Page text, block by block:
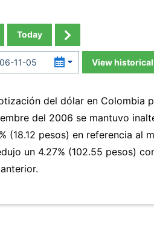
Today
View
del dólar en Colombia
del 2006 se mantuvo
(18.12 pesos) en referencia al
un 4.27% (102.55 pesos)